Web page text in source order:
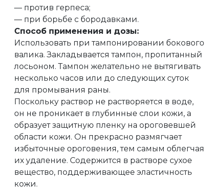
— против герпеса;
— при борьбе с бородавками.
Способ применения и дозы:
Использовать при тампонировании бокового
валика. Закладывается тампон, пропитанный
лосьоном. Тампон желательно не вытягивать
несколько часов или до следующих суток
для промывания раны.
Поскольку раствор не растворяется в воде,
он не проникает в глубинные слои кожи, а
образует защитную пленку на ороговевшей
области кожи. Он прекрасно размягчает
избыточные ороговения, тем самым облегчая
их удаление. Содержится в растворе сухое
вещество, поддерживающее эластичность
кожи.